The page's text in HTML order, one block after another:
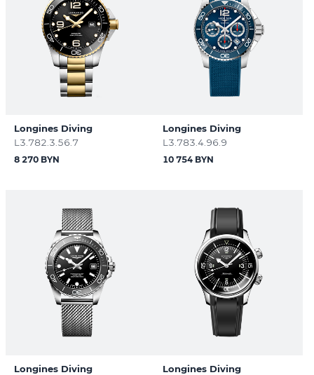
Longines Diving
L3.782.3.56.7
8 270 BYN
Longines Diving
L3.783.4.96.9
10 754 BYN
Longines Diving
Longines Diving